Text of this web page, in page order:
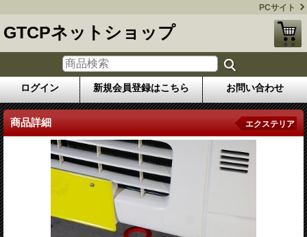
PCサイト
GTCPネットショップ
ログイン 新規会員登録はこちら お問い合わせ
商品詳細 エクステリア